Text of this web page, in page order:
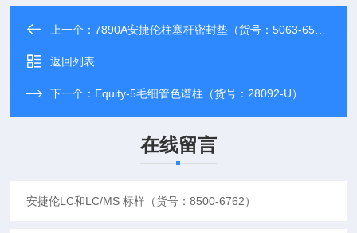
上一个：7890A安捷伦柱塞杆密封垫（货号：5063-6589）
返回列表
下一个： Equity-5毛细管色谱柱（货号：28092-U）
在线留言